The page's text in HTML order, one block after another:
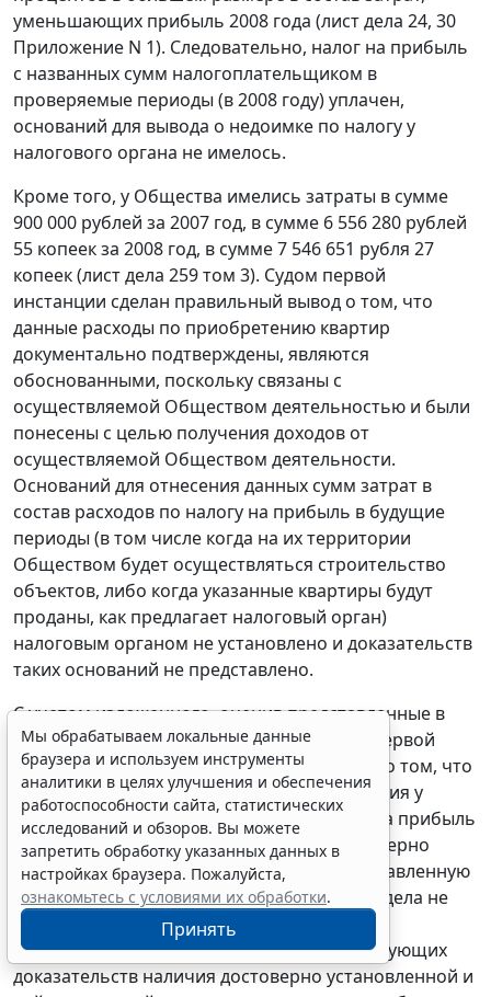
уменьшающих прибыль 2008 года (лист дела 24, 30
Приложение N 1). Следовательно, налог на прибыль
с названных сумм налогоплательщиком в
проверяемые периоды (в 2008 году) уплачен,
оснований для вывода о недоимке по налогу у
налогового органа не имелось.
Кроме того, у Общества имелись затраты в сумме
900 000 рублей за 2007 год, в сумме 6 556 280 рублей
55 копеек за 2008 год, в сумме 7 546 651 рубля 27
копеек (лист дела 259 том 3). Судом первой
инстанции сделан правильный вывод о том, что
данные расходы по приобретению квартир
документально подтверждены, являются
обоснованными, поскольку связаны с
осуществляемой Обществом деятельностью и были
понесены с целью получения доходов от
осуществляемой Обществом деятельности.
Оснований для отнесения данных сумм затрат в
состав расходов по налогу на прибыль в будущие
периоды (в том числе когда на их территории
Обществом будет осуществляться строительство
объектов, либо когда указанные квартиры будут
проданы, как предлагает налоговый орган)
налоговым органом не установлено и доказательств
таких оснований не представлено.
С учетом изложенного, оценив представленные в
дело доказательства в совокупности, суд первой
инстанции пришел к правильному выводу о том, что
налоговым органом не доказан факт наличия у
налогоплательщика недоимки по налогу на прибыль
и о том, что налоговым органом неправомерно
доначислена спорная сумма налога на добавленную
стоимость. В данном случае материалами дела не
подтверждается и налоговым органом не
установлено и не представлено соответствующих
доказательств наличия достоверно установленной и
Мы обрабатываем локальные данные
браузера и используем инструменты
аналитики в целях улучшения и обеспечения
работоспособности сайта, статистических
исследований и обзоров. Вы можете
запретить обработку указанных данных в
настройках браузера. Пожалуйста,
ознакомьтесь с условиями их обработки.
Принять